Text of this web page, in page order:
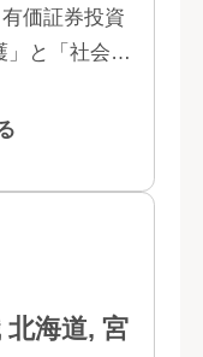
知, 静
都, 兵庫,
, 岡山, 山
, 徳島,
価証券投資
」と「社会へ
ガンに掲